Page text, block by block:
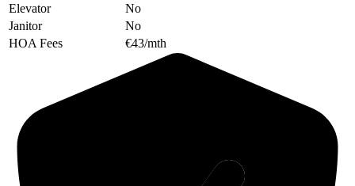
Elevator
No
Janitor
No
HOA Fees
€43/mth